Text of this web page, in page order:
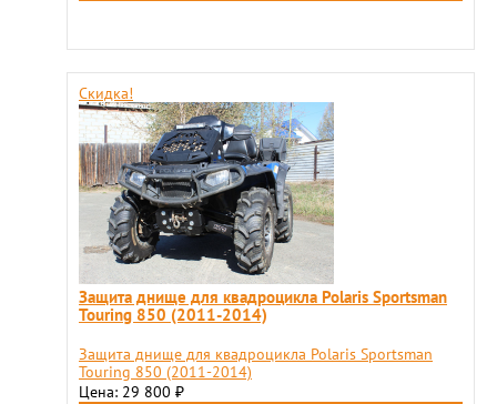
Скидка!
Защита днище для квадроцикла Polaris Sportsman
Touring 850 (2011-2014)
Защита днище для квадроцикла Polaris Sportsman
Touring 850 (2011-2014)
Цена: 29 800 ₽